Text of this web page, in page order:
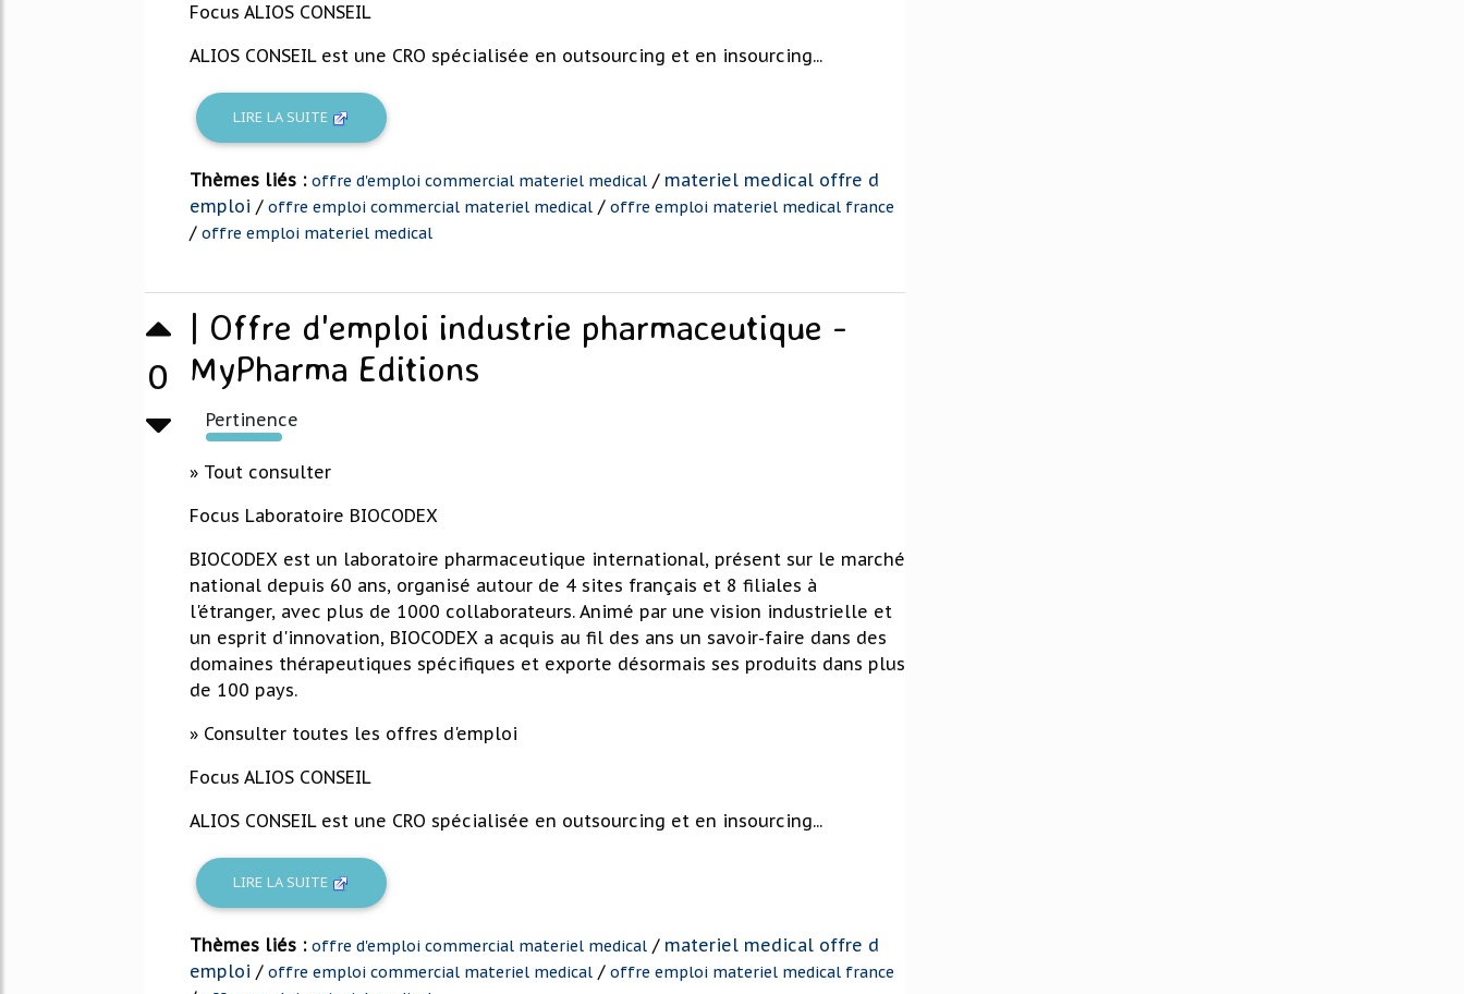
Focus ALIOS CONSEIL
ALIOS CONSEIL est une CRO spécialisée en outsourcing et en insourcing...
LIRE LA SUITE
Thèmes liés : offre d'emploi commercial materiel medical / materiel medical offre d
emploi / offre emploi commercial materiel medical / offre emploi materiel medical france
/ offre emploi materiel medical
0
| Offre d'emploi industrie pharmaceutique -
MyPharma Editions
Pertinence
292%
» Tout consulter
Focus Laboratoire BIOCODEX
BIOCODEX est un laboratoire pharmaceutique international, présent sur le marché
national depuis 60 ans, organisé autour de 4 sites français et 8 filiales à
l'étranger, avec plus de 1000 collaborateurs. Animé par une vision industrielle et
un esprit d'innovation, BIOCODEX a acquis au fil des ans un savoir-faire dans des
domaines thérapeutiques spécifiques et exporte désormais ses produits dans plus
de 100 pays.
» Consulter toutes les offres d'emploi
Focus ALIOS CONSEIL
ALIOS CONSEIL est une CRO spécialisée en outsourcing et en insourcing...
LIRE LA SUITE
Thèmes liés : offre d'emploi commercial materiel medical / materiel medical offre d
emploi / offre emploi commercial materiel medical / offre emploi materiel medical france